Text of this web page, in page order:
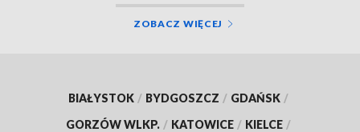
ZOBACZ WIĘCEJ
BIAŁYSTOK / BYDGOSZCZ / GDAŃSK /
GORZÓW WLKP. / KATOWICE / KIELCE /